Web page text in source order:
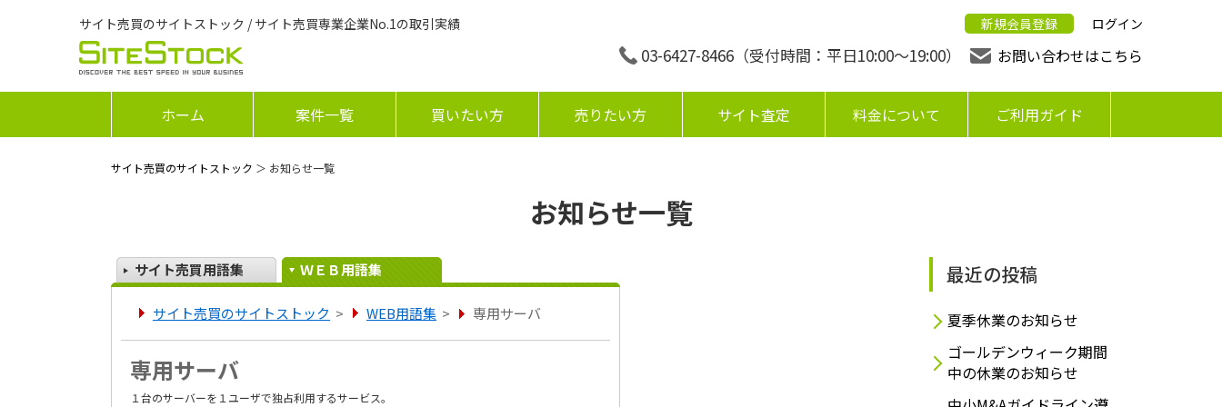
サイト売買のサイトストック / サイト売買専業企業No.1の取引実績 新規会員登録 ログイン
03-6427-8466 （受付時間：平日10:00〜19:00） お問い合わせはこちら
ホーム 案件一覧 買いたい方 売りたい方 サイト査定 料金について ご利用ガイド
サイト売買のサイトストック ＞ お知らせ一覧
お知らせ一覧
サイト売買用語集 ＷＥＢ用語集
サイト売買のサイトストック > WEB用語集 > 専用サーバ
専用サーバ
１台のサーバーを１ユーザで独占利用するサービス。
最近の投稿
夏季休業のお知らせ
ゴールデンウィーク期間
中の休業のお知らせ